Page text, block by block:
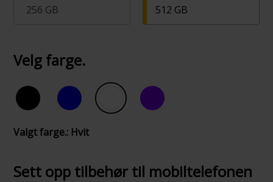
256 GB 512 GB
Velg farge.
Valgt farge.: Hvit
Sett opp tilbehør til mobiltelefonen